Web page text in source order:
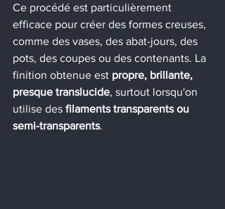
Ce procédé est particulièrement
efficace pour créer des formes creuses,
comme des vases, des abat-jours, des
pots, des coupes ou des contenants. La
finition obtenue est propre, brillante,
presque translucide, surtout lorsqu'on
utilise des filaments transparents ou
semi-transparents.